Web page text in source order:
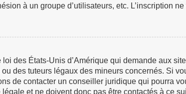
à un groupe d’utilisateurs, etc. L’inscription
des États-Unis d’Amérique qui demande aux
des tuteurs légaux des mineurs concernés. Si
de contacter un conseiller juridique qui pourra
et ne doivent donc pas être contactés à ce